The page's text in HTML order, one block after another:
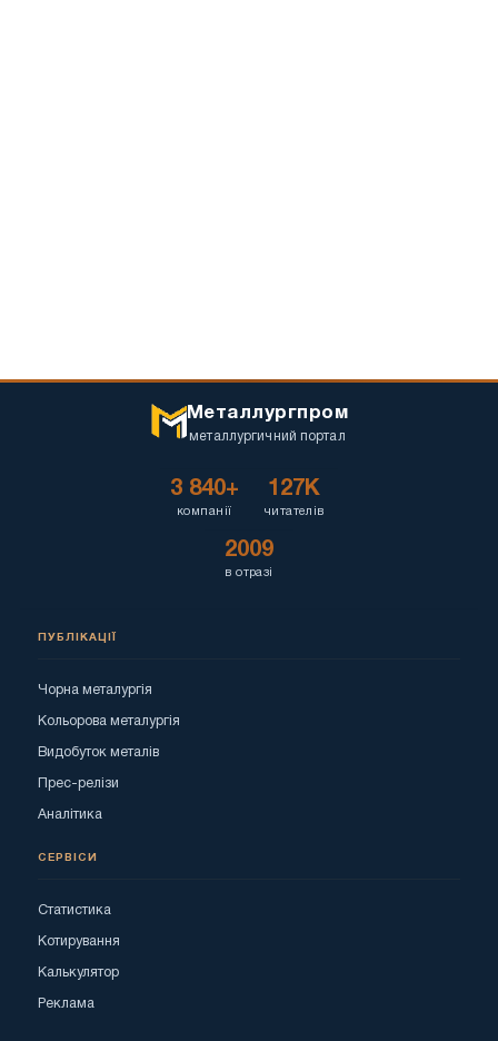
Металлургпром
металлургичний портал
3 840+
компанії
127K
читателів
2009
в отразі
ПУБЛІКАЦІЇ
Чорна металургія
Кольорова металургія
Видобуток металів
Прес-релізи
Аналітика
СЕРВІСИ
Статистика
Котирування
Калькулятор
Реклама